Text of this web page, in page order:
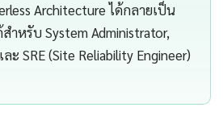
Architecture ได้กลายเป็น
ำหรับ System Administrator,
ะ SRE (Site Reliability Engineer)